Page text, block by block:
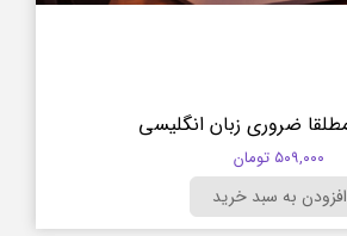
۵۰۹,۰۰۰ تومان
افزودن به سبد خرید